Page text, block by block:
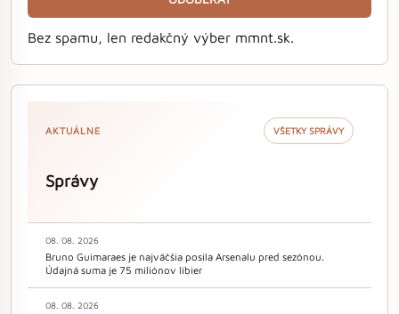
Bez spamu, len redakčný výber mmnt.sk.
AKTUÁLNE VŠETKY SPRÁVY
Správy
08. 08. 2026
Bruno Guimaraes je najväčšia posila Arsenalu pred sezónou.
Údajná suma je 75 miliónov libier
08. 08. 2026